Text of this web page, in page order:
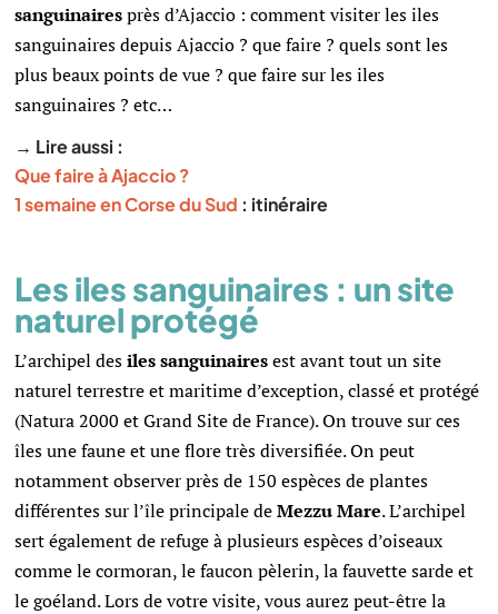
sanguinairesprès d’Ajaccio : comment visiter les iles
sanguinaires depuis Ajaccio ? que faire ? quels sont les
plus beaux points de vue ? que faire sur les iles
sanguinaires ? etc…
→ Lire aussi :
Que faire à Ajaccio ?
1 semaine en Corse du Sud : itinéraire
Les iles sanguinaires : un site
naturel protégé
L’archipel desiles sanguinairesest avant tout un site
naturel terrestre et maritime d’exception, classé et protégé
(Natura 2000 et Grand Site de France). On trouve sur ces
îles une faune et une flore très diversifiée. On peut
notamment observer près de 150 espèces de plantes
différentes sur l’île principale deMezzu Mare. L’archipel
sert également de refuge à plusieurs espèces d’oiseaux
comme le cormoran, le faucon pèlerin, la fauvette sarde et
le goéland. Lors de votre visite, vous aurez peut-être la